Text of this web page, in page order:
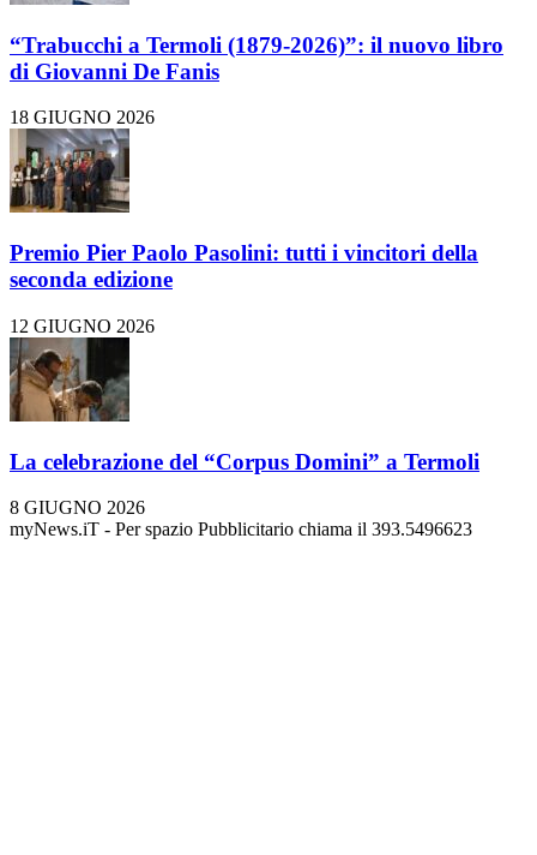
“Trabucchi a Termoli (1879-2026)”: il nuovo libro
di Giovanni De Fanis
18 GIUGNO 2026
Premio Pier Paolo Pasolini: tutti i vincitori della
seconda edizione
12 GIUGNO 2026
La celebrazione del “Corpus Domini” a Termoli
8 GIUGNO 2026
myNews.iT - Per spazio Pubblicitario chiama il 393.5496623